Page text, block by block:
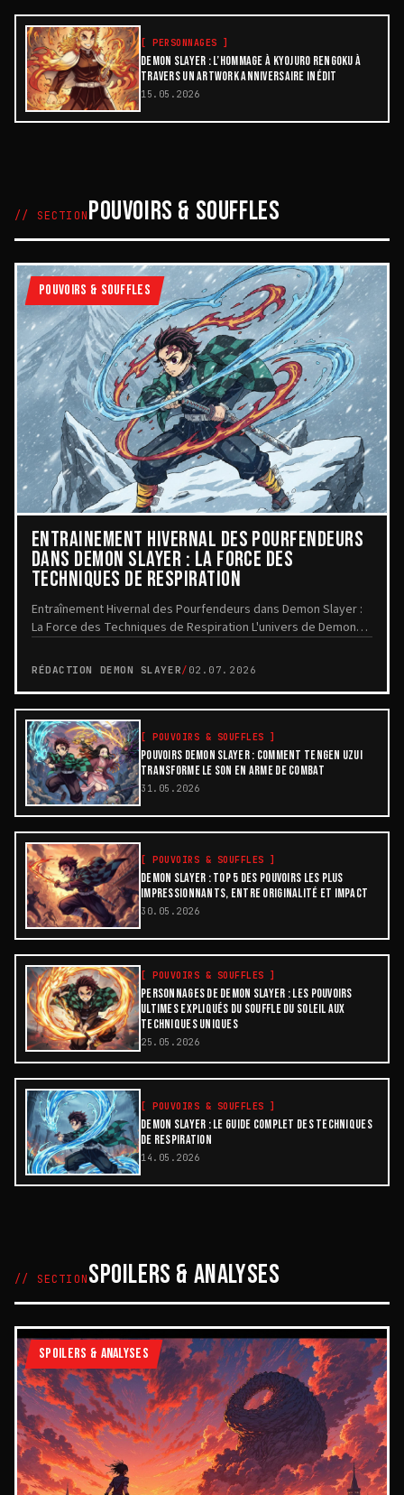
[ PERSONNAGES ]
DEMON SLAYER : L’HOMMAGE À KYOJURO RENGOKU À
TRAVERS UN ARTWORK ANNIVERSAIRE INÉDIT
15.05.2026
// SECTIONPOUVOIRS & SOUFFLES
POUVOIRS & SOUFFLES
ENTRAÎNEMENT HIVERNAL DES POURFENDEURS
DANS DEMON SLAYER : LA FORCE DES
TECHNIQUES DE RESPIRATION
Entraînement Hivernal des Pourfendeurs dans Demon Slayer :
La Force des Techniques de Respiration L'univers de Demon
RÉDACTION DEMON SLAYER/ 02.07.2026
[ POUVOIRS & SOUFFLES ]
POUVOIRS DEMON SLAYER : COMMENT TENGEN UZUI
TRANSFORME LE SON EN ARME DE COMBAT
31.05.2026
[ POUVOIRS & SOUFFLES ]
DEMON SLAYER : TOP 5 DES POUVOIRS LES PLUS
IMPRESSIONNANTS, ENTRE ORIGINALITÉ ET IMPACT
30.05.2026
[ POUVOIRS & SOUFFLES ]
PERSONNAGES DE DEMON SLAYER : LES POUVOIRS
ULTIMES EXPLIQUÉS DU SOUFFLE DU SOLEIL AUX
TECHNIQUES UNIQUES
25.05.2026
[ POUVOIRS & SOUFFLES ]
DEMON SLAYER : LE GUIDE COMPLET DES TECHNIQUES
DE RESPIRATION
14.05.2026
// SECTIONSPOILERS & ANALYSES
SPOILERS & ANALYSES